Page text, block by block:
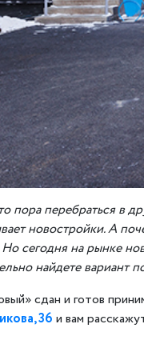
пора перебраться в
новостройки. А
сегодня на рынке
найдете вариант
сдан и готов
36 и вам